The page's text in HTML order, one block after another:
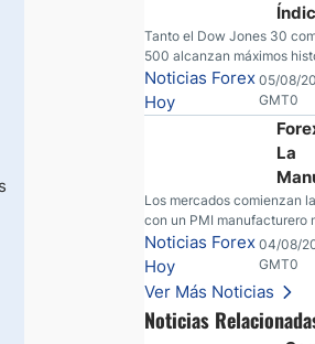
EE.
Tanto el Dow Jones 30
500 alcanzan máximos
DAX encuentra nuevos
martes; SpaceX y AMD
tras las llamadas de
petróleo crudo cae por
$80 con nuevas
estadounidense continúa
estabilizarse frente al yen;
mexicano ve un repunte a
las tasas caen en EE. UU.
Noticias Forex
Hoy
05/08/
GMT0
La
de
Fed
Los mercados comienzan
con un PMI manufacturero
en EE. UU., movimientos
fuertes resultados
incidente de seguridad en
nuevas señales desde el
petróleo.
Noticias Forex
Hoy
04/08/
GMT0
Ver Más Noticias
Noticias